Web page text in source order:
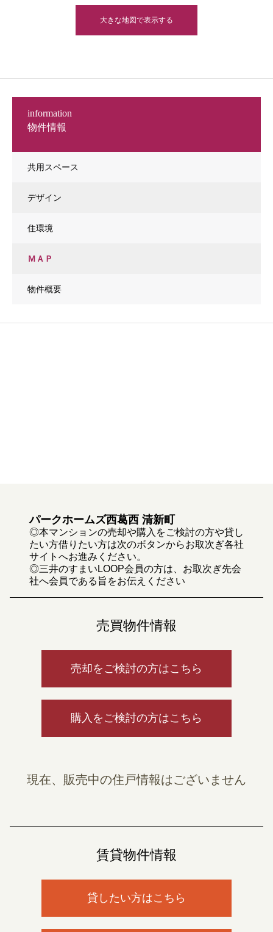
大きな地図で表示する
物件情報
information
共用スペース
デザイン
住環境
ＭＡＰ
物件概要
パークホームズ西葛西 清新町
◎本マンションの売却や購入をご検討の方や貸し
たい方借りたい方は次のボタンからお取次ぎ各社
サイトへお進みください。
◎三井のすまいLOOP会員の方は、お取次ぎ先会
社へ会員である旨をお伝えください
売買物件情報
売却をご検討の方はこちら
購入をご検討の方はこちら
現在、販売中の住戸情報はございません
賃貸物件情報
貸したい方はこちら